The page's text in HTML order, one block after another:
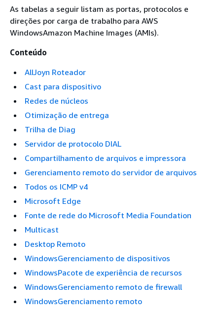
As tabelas a seguir listam as portas, protocolos e
direções por carga de trabalho para AWS
WindowsAmazon Machine Images (AMIs).
Conteúdo
AllJoyn Roteador
Cast para dispositivo
Redes de núcleos
Otimização de entrega
Trilha de Diag
Servidor de protocolo DIAL
Compartilhamento de arquivos e impressora
Gerenciamento remoto do servidor de arquivos
Todos os ICMP v4
Microsoft Edge
Fonte de rede do Microsoft Media Foundation
Multicast
Desktop Remoto
WindowsGerenciamento de dispositivos
WindowsPacote de experiência de recursos
WindowsGerenciamento remoto de firewall
WindowsGerenciamento remoto